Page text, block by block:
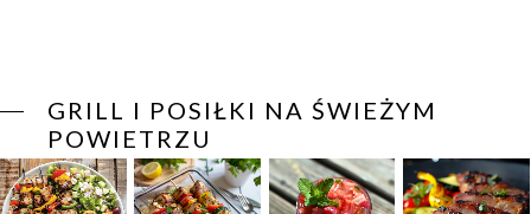
GRILL I POSIŁKI NA ŚWIEŻYM
POWIETRZU